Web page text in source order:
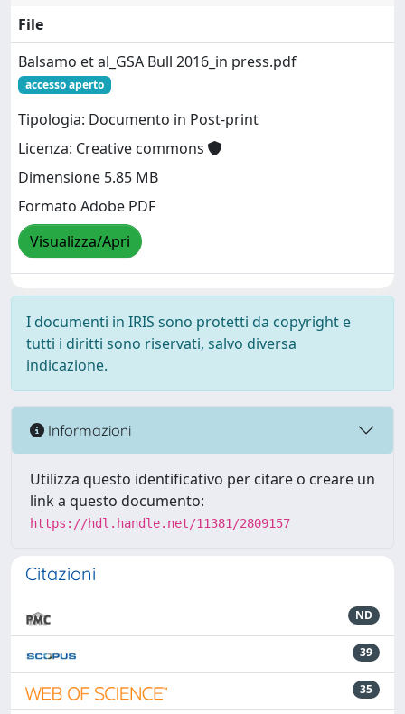
File
Balsamo et al_GSA Bull 2016_in press.pdf
accesso aperto
Tipologia: Documento in Post-print
Licenza: Creative commons
Dimensione 5.85 MB
Formato Adobe PDF
Visualizza/Apri
I documenti in IRIS sono protetti da copyright e
tutti i diritti sono riservati, salvo diversa
indicazione.
Informazioni
Utilizza questo identificativo per citare o creare un
link a questo documento:
https://hdl.handle.net/11381/2809157
Citazioni
ND
39
35